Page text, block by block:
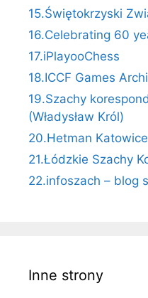
15.Świętokrzyski
16.Celebrating 60
17.iPlayooChess
18.ICCF Games
19.Szachy
(Władysław Król)
20.Hetman Katowice
21.Łódzkie Szachy
22.infoszach – blog
Inne strony